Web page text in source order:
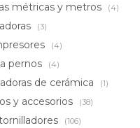
métricas y metros (4)
(3)
(4)
pernos (4)
de cerámica (1)
y accesorios (38)
(106)